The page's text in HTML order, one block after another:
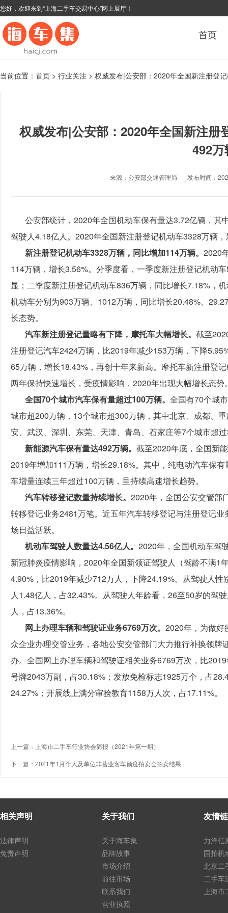
您好，欢迎来到“上海二手车交易中心”网上展厅！
首页
当前位置： 首页 > 行业关注 > 权威发布|公安部：2020年全国新注册登
权威发布|公安部：2020年全国新注册
492万
来源：公安部交通管理局 发布时间：
公安部统计，2020年全国机动车保有量达3.72亿辆，
驾驶人4.18亿人。2020年全国新注册登记机动车3328万辆
新注册登记机动车3328万辆，同比增加114万辆。 2020
114万辆，增长3.56%。分季度看，一季度新注册登记机动
显；二季度新注册登记机动车836万辆，同比增长7.18%，
机动车分别为903万辆、1012万辆，同比增长20.48%、
长态势。
汽车新注册登记量略有下降，摩托车大幅增长。 截至
注册登记汽车2424万辆，比2019年减少153万辆，下降
65万辆，增长18.43%，再创十年来新高。摩托车新注册登
两年保持快速增长，受疫情影响，2020年出现大幅增长态势
全国70个城市汽车保有量超过100万辆。 全国有70个城
城市超200万辆，13个城市超300万辆，其中北京、成都、
安、武汉、深圳、东莞、天津、青岛、石家庄等7个城市超
新能源汽车保有量达492万辆。 截至2020年底，全国新
2019年增加111万辆，增长29.18%。其中，纯电动汽车保
车增量连续三年超过100万辆，呈持续高速增长趋势。
汽车转移登记数量持续增长。 2020年，全国公安交管部
转移登记业务2481万笔。近五年汽车转移登记与注册登记
场日益活跃。
机动车驾驶人数量达4.56亿人。 2020年，全国机动车驾
新冠肺炎疫情影响，2020年全国新领证驾驶人（驾龄不满1
4.90%，比2019年减少712万人，下降24.19%。从驾驶人
人1.48亿人，占32.43%。从驾驶人年龄看，26至50岁的驾
人，占13.36%。
网上办理车辆和驾驶证业务6769万次。 2020年，为做好
众企业办理交管业务，各地公安交管部门大力推行补换领牌
办。全国网上办理车辆和驾驶证相关业务6769万次，比
号牌2043万副，占30.18%；发放免检标志1925万个，占
24.27%；开展线上满分审验教育1158万人次，占17.11%。
上一篇： 上海市二手车行业协会简报（2021年第一期）
下一篇： 2021年1月个人及单位非营业客车额度拍卖会拍卖结果
相关声明
法律声明
免责声明
关于我们
关于海车集
品牌故事
市场介绍
前往市场
联系我们
营业执照
友情
力洋信
国拍机
北京二
二手车
上海